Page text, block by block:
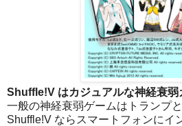
Shuffle!V はカジュアルな神経衰弱
一般の神経衰弱ゲームはトランプ
Shuffle!V ならスマートフォンにイ